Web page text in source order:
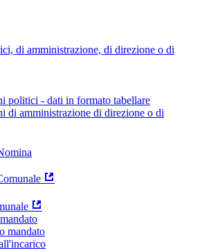
di amministrazione, di direzione o di
politici - dati in formato tabellare
di amministrazione di direzione o di
mandato